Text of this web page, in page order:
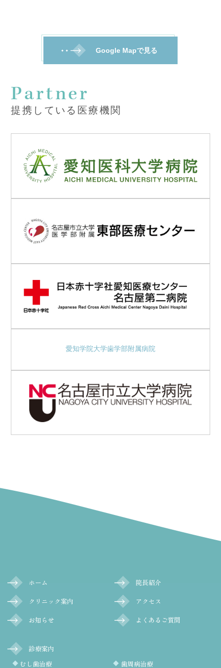
Google Mapで見る
Partner
提携している医療機関
愛知学院大学歯学部附属病院
ホーム
院長紹介
クリニック案内
アクセス
お知らせ
よくあるご質問
診療案内
むし歯治療
歯周病治療